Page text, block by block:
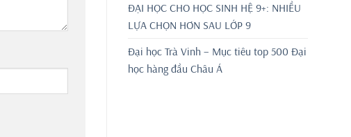
ĐẠI HỌC CHO HỌC SINH HỆ 9+: NHIỀU
LỰA CHỌN HƠN SAU LỚP 9
Đại học Trà Vinh – Mục tiêu top 500 Đại
học hàng đầu Châu Á